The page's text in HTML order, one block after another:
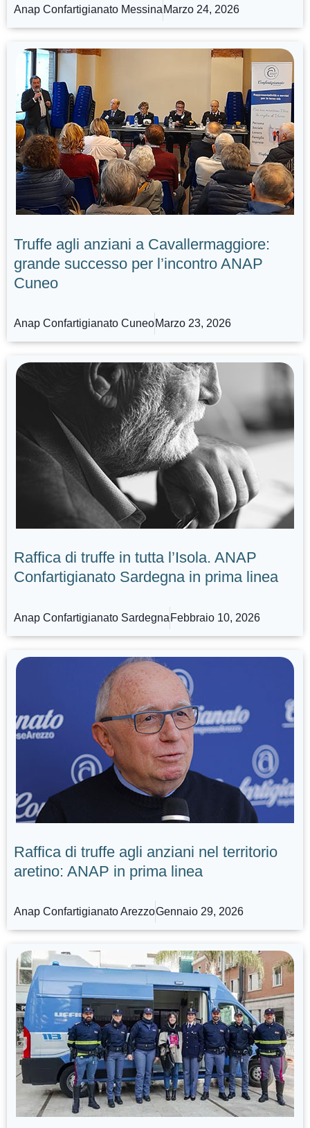
Anap Confartigianato Messina Marzo 24, 2026
Truffe agli anziani a Cavallermaggiore:
grande successo per l’incontro ANAP
Cuneo
Anap Confartigianato CuneoMarzo 23, 2026
Raffica di truffe in tutta l’Isola. ANAP
Confartigianato Sardegna in prima linea
Anap Confartigianato Sardegna Febbraio 10, 2026
Raffica di truffe agli anziani nel territorio
aretino: ANAP in prima linea
Anap Confartigianato ArezzoGennaio 29, 2026